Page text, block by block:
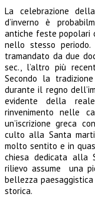
La celebrazione
d’inverno è
antiche feste popolari
nello stesso
tramandato da due
sec., l’altro più
Secondo la
durante il regno
evidente della
rinvenimento nelle
un’iscrizione greca
culto alla Santa
molto sentito e in
chiesa dedicata alla
rilievo assume una
bellezza
storica.